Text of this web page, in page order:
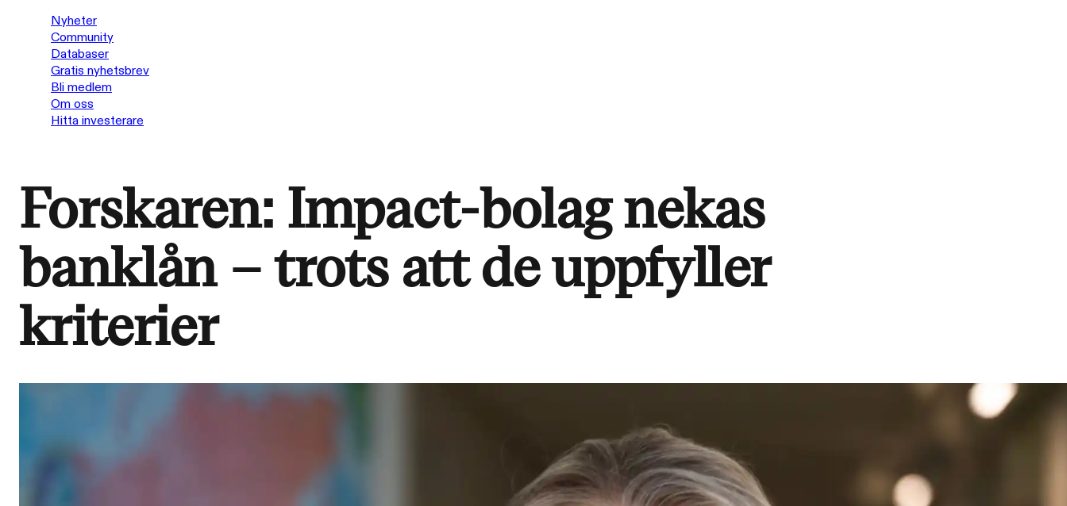
Nyheter
Community
Databaser
Gratis nyhetsbrev
Bli medlem
Om oss
Hitta investerare
Forskaren: Impact-bolag nekas
banklån – trots att de uppfyller
kriterier